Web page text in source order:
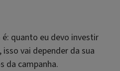
quanto eu devo investir
vai depender da sua
da campanha.